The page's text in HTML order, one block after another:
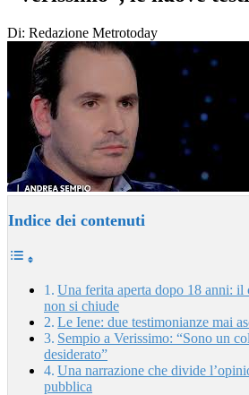
Di: Redazione Metrotoday
Indice dei contenuti
Una ferita aperta dopo 18 anni: il
non si chiude
Le Iene: due testimonianze mai
Sempio a Verissimo: “Sono un
desiderato”
Una narrazione che divide
pubblica